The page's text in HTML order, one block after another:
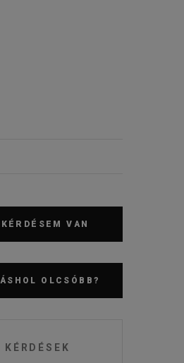
KÉRDÉSEM VAN
OLCSÓBB?
KÉRDÉSEK